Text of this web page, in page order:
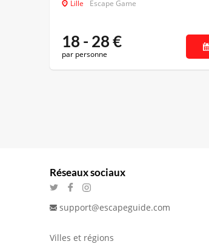
Lille Escape Game
18 - 28€
par personne
Réseaux sociaux
support@escapeguide.com
Villes et régions